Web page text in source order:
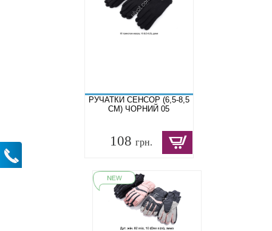
РУЧАТКИ СЕНСОР (6,5-8,5
СМ) ЧОРНИЙ 05
108 грн.